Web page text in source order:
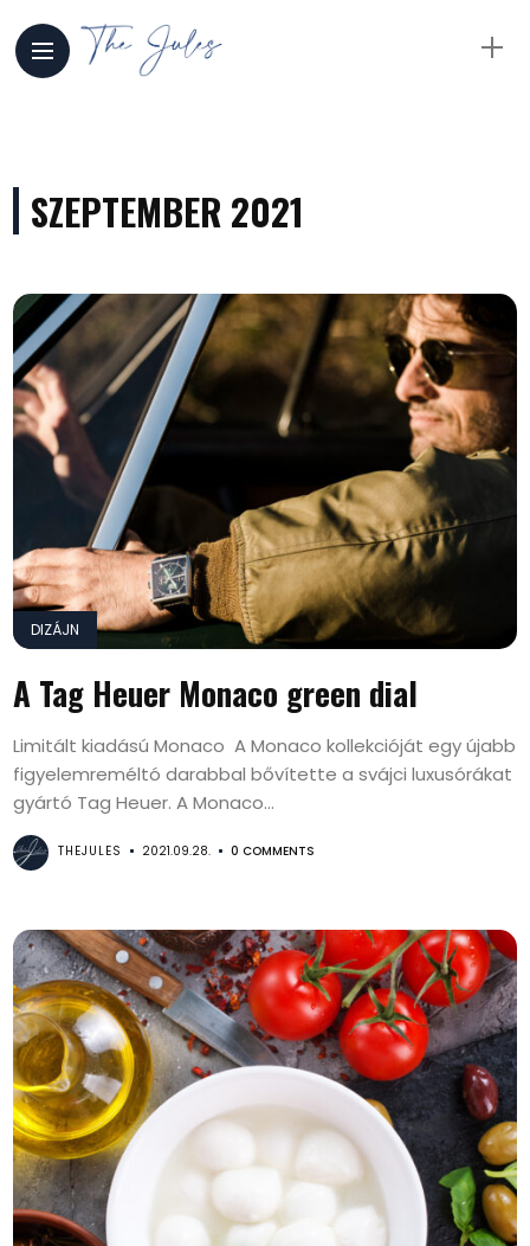
SZEPTEMBER 2021
DIZÁJN
A Tag Heuer Monaco green dial
Limitált kiadású Monaco A Monaco kollekcióját egy újabb
figyelemreméltó darabbal bővítette a svájci luxusórákat
gyártó Tag Heuer. A Monaco...
THEJULES 2021.09.28. 0 COMMENTS